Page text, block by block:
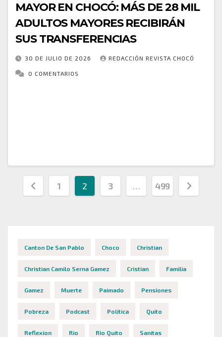
MAYOR EN CHOCÓ: MÁS DE 28 MIL
ADULTOS MAYORES RECIBIRÁN
SUS TRANSFERENCIAS
30 DE JULIO DE 2026 REDACCIÓN REVISTA CHOCÓ
0 COMENTARIOS
Paginación
1 2 3 … 499
Canton De San Pablo Choco Christian
Christian Camilo Serna Gamez Cristian Familia
Gamez Muerte Paimado Pensiones
Pobreza Podcast Politica Quito
Reflexion Rio Rio Quito Sanitas